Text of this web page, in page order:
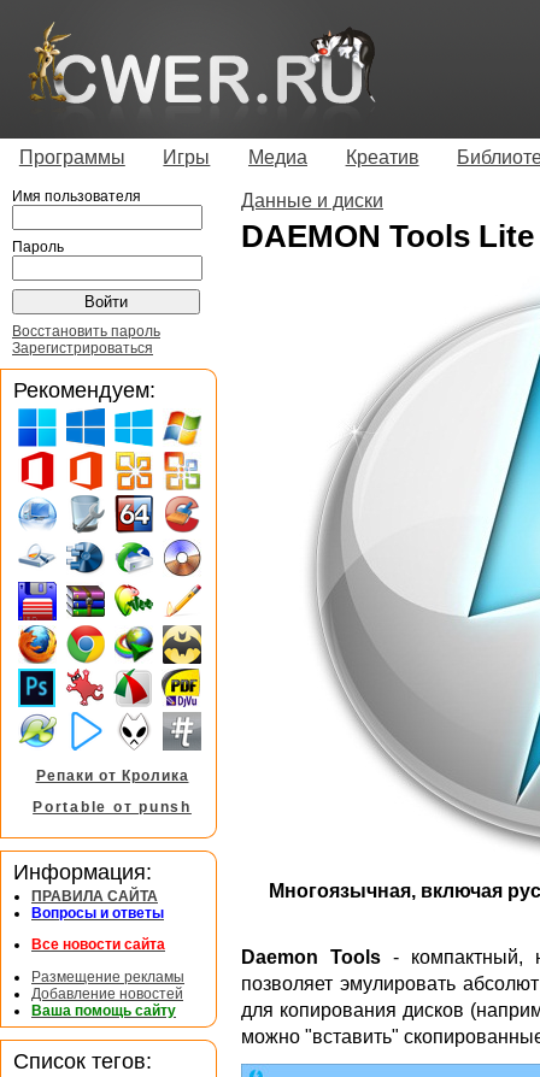
Программы Игры Медиа Креатив
Данные и диски
DAEMON Tools
Многоязычная, включая
Daemon Tools - компактный,
позволяет эмулировать
для копирования дисков
можно "вставить"
Имя пользователя
Пароль
Восстановить пароль
Зарегистрироваться
Рекомендуем:
Репаки от Кролика
Portable от punsh
Информация:
ПРАВИЛА САЙТА
Вопросы и ответы
Все новости сайта
Размещение рекламы
Добавление новостей
Ваша помощь сайту
Список тегов: